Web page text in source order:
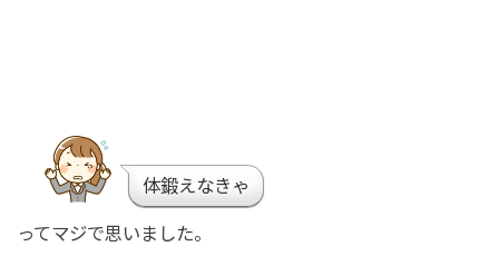
体鍛えなきゃ
ってマジで思いました。